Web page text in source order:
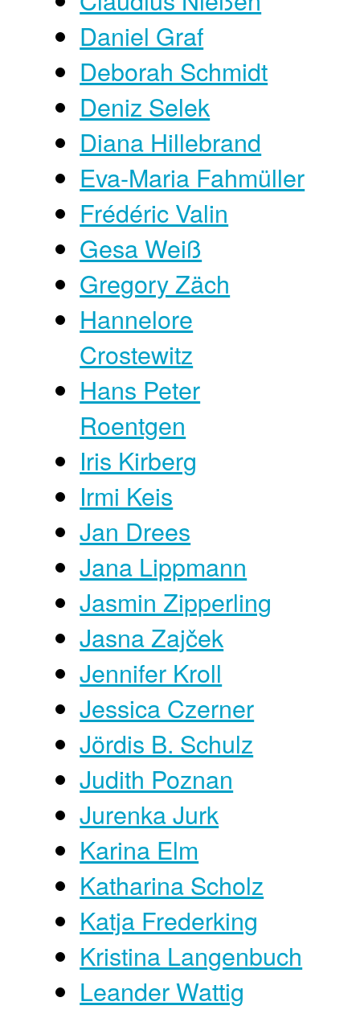
Daniel Graf
Deborah Schmidt
Deniz Selek
Diana Hillebrand
Eva-Maria Fahmüller
Frédéric Valin
Gesa Weiß
Gregory Zäch
Hannelore
Crostewitz
Hans Peter
Roentgen
Iris Kirberg
Irmi Keis
Jan Drees
Jana Lippmann
Jasmin Zipperling
Jasna Zajček
Jennifer Kroll
Jessica Czerner
Jördis B. Schulz
Judith Poznan
Jurenka Jurk
Karina Elm
Katharina Scholz
Katja Frederking
Kristina Langenbuch
Leander Wattig